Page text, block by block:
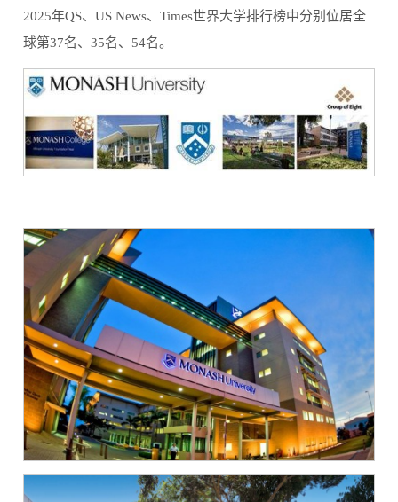
2025年QS、US News、Times世界大学排行榜中分别位居全
球第37名、35名、54名。